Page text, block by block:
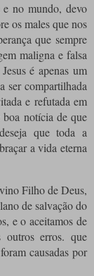
no mundo, devo
os males que nos
que sempre
maligna e falsa
é apenas um
ser compartilhada
e refutada em
notícia de que
que toda a
a vida eterna
Filho de Deus,
de salvação do
e o aceitamos de
outros erros. que
causadas por